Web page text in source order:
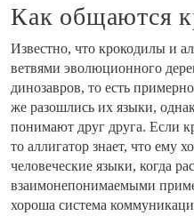
Как общаются
Известно, что крокодилы и
ветвями эволюционного
динозавров, то есть
же разошлись их языки,
понимают друг друга. Если
то аллигатор знает, что ему
человеческие языки, когда
взаимонепонимаемыми
хороша система